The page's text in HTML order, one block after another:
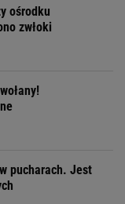
ośrodku
zwłoki
pucharach. Jest